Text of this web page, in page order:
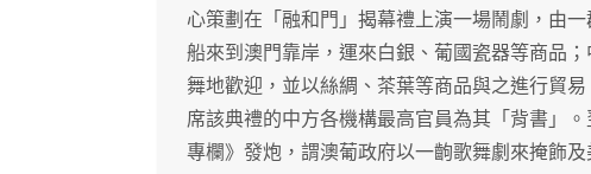
心策劃在「融和門」揭幕禮上演一場鬧劇，由
船來到澳門靠岸，運來白銀、葡國瓷器等商品
舞地歡迎，並以絲綢、茶葉等商品與之進行貿
席該典禮的中方各機構最高官員為其「背書」
專欄》發炮，謂澳葡政府以一齣歌舞劇來掩飾